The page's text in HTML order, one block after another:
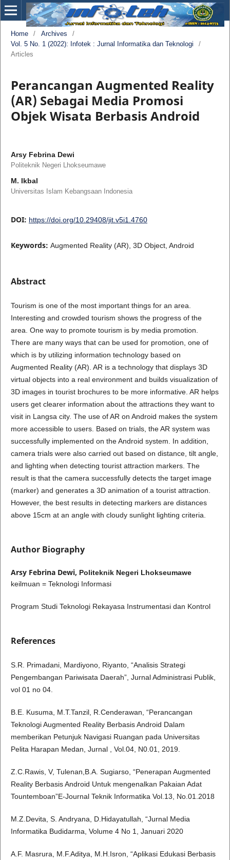
Home / Archives
/
Vol. 5 No. 1 (2022): Infotek : Jurnal Informatika dan Teknologi
/
Articles
Perancangan Augmented Reality
(AR) Sebagai Media Promosi
Objek Wisata Berbasis Android
Arsy Febrina Dewi
Politeknik Negeri Lhokseumawe
M. Ikbal
Universitas Islam Kebangsaan Indonesia
DOI: https://doi.org/10.29408/jit.v5i1.4760
Keywords: Augmented Reality (AR), 3D Object, Android
Abstract
Tourism is one of the most important things for an area.
Interesting and crowded tourism shows the progress of the
area. One way to promote tourism is by media promotion.
There are many ways that can be used for promotion, one of
which is by utilizing information technology based on
Augmented Reality (AR). AR is a technology that displays 3D
virtual objects into a real environment and builds visualization of
3D images in tourist brochures to be more informative. AR helps
users get clearer information about the attractions they want to
visit in Langsa city. The use of AR on Android makes the system
more accessible to users. Based on trials, the AR system was
successfully implemented on the Android system. In addition,
camera trials were also carried out based on distance, tilt angle,
and lighting when detecting tourist attraction markers. The
result is that the camera successfully detects the target image
(marker) and generates a 3D animation of a tourist attraction.
However, the best results in detecting markers are distances
above 15cm at an angle with cloudy sunlight lighting criteria.
Author Biography
Arsy Febrina Dewi, Politeknik Negeri Lhokseumawe
keilmuan = Teknologi Informasi
Program Studi Teknologi Rekayasa Instrumentasi dan Kontrol
References
S.R. Primadani, Mardiyono, Riyanto, “Analisis Strategi
Pengembangan Pariwisata Daerah”, Jurnal Administrasi Publik,
vol 01 no 04.
B.E. Kusuma, M.T.Tanzil, R.Cenderawan, “Perancangan
Teknologi Augmented Reality Berbasis Android Dalam
memberikan Petunjuk Navigasi Ruangan pada Universitas
Pelita Harapan Medan, Jurnal , Vol.04, N0.01, 2019.
Z.C.Rawis, V, Tulenan,B.A. Sugiarso, “Penerapan Augmented
Reality Berbasis Android Untuk mengenalkan Pakaian Adat
Tountemboan”E-Journal Teknik Informatika Vol.13, No.01.2018
M.Z.Devita, S. Andryana, D.Hidayatullah, “Jurnal Media
Informatika Budidarma, Volume 4 No 1, Januari 2020
A.F. Masrura, M.F.Aditya, M.H.Isron, “Aplikasi Edukasi Berbasis